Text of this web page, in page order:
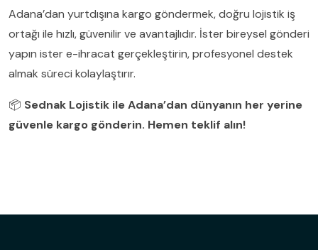
Adana’dan yurtdışına kargo göndermek, doğru lojistik iş
ortağı ile hızlı, güvenilir ve avantajlıdır. İster bireysel gönderi
yapın ister e-ihracat gerçekleştirin, profesyonel destek
almak süreci kolaylaştırır.
📦 Sednak Lojistik ile Adana’dan dünyanın her yerine
güvenle kargo gönderin. Hemen teklif alın!